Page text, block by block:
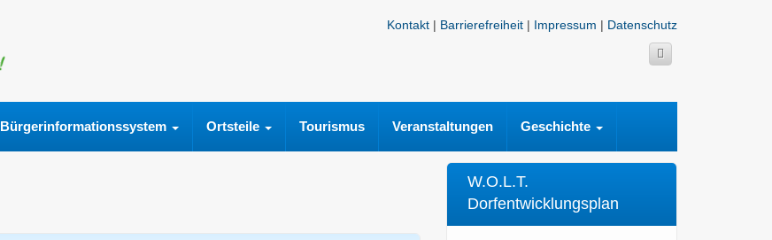
Kontakt | Barrierefreiheit | Impressum | Datenschutz
Bürgerinformationssystem Ortsteile Tourismus Veranstaltungen Geschichte
W.O.L.T.
Dorfentwicklungsplan